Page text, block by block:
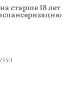
старше 18 лет